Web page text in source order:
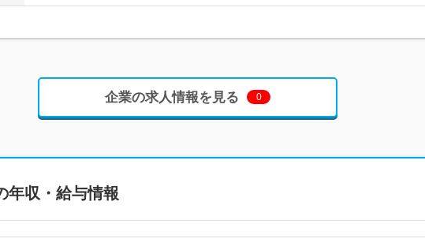
企業の求人情報を見る 0
年収・給与情報